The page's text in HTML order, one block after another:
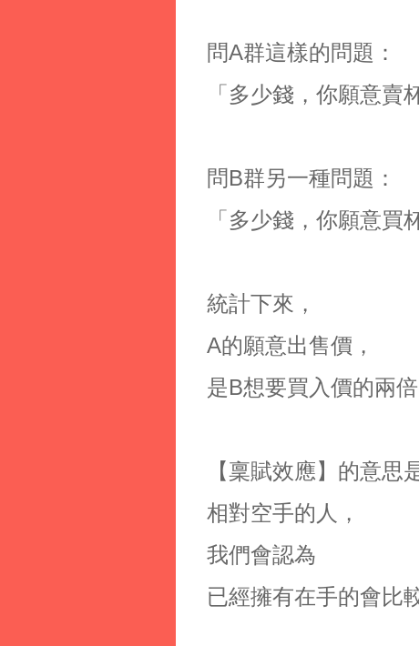
問A群這樣的問題：
「多少錢，你願意賣
問B群另一種問題：
「多少錢，你願意買
統計下來，
A的願意出售價，
是B想要買入價的兩倍
【稟賦效應】的意思
相對空手的人，
我們會認為
已經擁有在手的會比